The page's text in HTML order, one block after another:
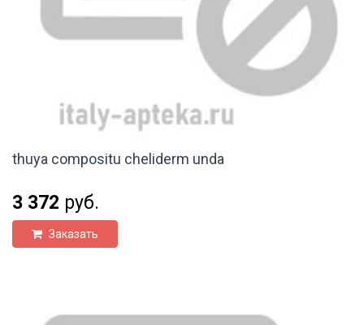
thuya compositu cheliderm unda
3 372 руб.
Заказать